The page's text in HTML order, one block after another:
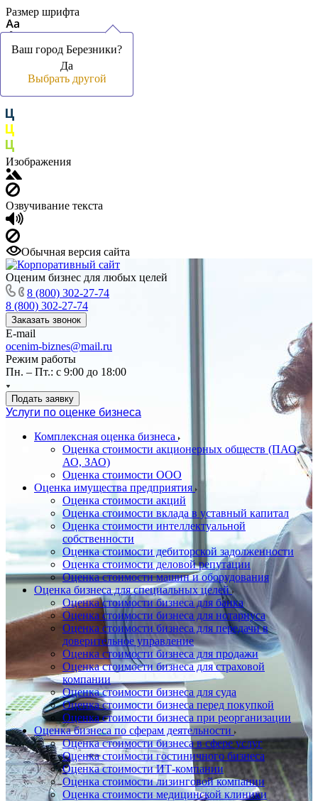
Размер шрифта
Цвет фона и шрифта
Изображения
Озвучивание текста
Обычная версия сайта
Оценим бизнес для любых целей
8 (800) 302-27-74
8 (800) 302-27-74
Заказать звонок
E-mail
ocenim-biznes@mail.ru
Режим работы
Пн. – Пт.: с 9:00 до 18:00
Подать заявку
Услуги по оценке бизнеса
Комплексная оценка бизнеса
Оценка стоимости акционерных обществ (ПАО,
АО, ЗАО)
Оценка стоимости ООО
Оценка имущества предприятия
Оценка стоимости акций
Оценка стоимости вклада в уставный капитал
Оценка стоимости интеллектуальной
собственности
Оценка стоимости дебиторской задолженности
Оценка стоимости деловой репутации
Оценка стоимости машин и оборудования
Оценка бизнеса для специальных целей
Оценка стоимости бизнеса для банка
Оценка стоимости бизнеса для нотариуса
Оценка стоимости бизнеса для передачи в
доверительное управление
Оценка стоимости бизнеса для продажи
Оценка стоимости бизнеса для страховой
компании
Оценка стоимости бизнеса для суда
Оценка стоимости бизнеса перед покупкой
Оценка стоимости бизнеса при реорганизации
Оценка бизнеса по сферам деятельности
Оценка стоимости бизнеса в сфере услуг
Оценка стоимости гостиничного бизнеса
Оценка стоимости ИТ-компании
Оценка стоимости лизинговой компании
Оценка стоимости медицинской клиники
Ваш город Березники?
Да
Выбрать другой
Ваш город Березники?
Да
Выбрать другой